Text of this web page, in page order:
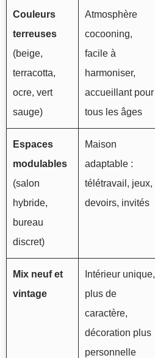
Couleurs
terreuses
(beige,
terracotta,
ocre, vert
sauge)
Atmosphère
cocooning,
facile à
harmoniser,
accueillant pour
tous les âges
Espaces
modulables
(salon
hybride,
bureau
discret)
Maison
adaptable :
télétravail, jeux,
devoirs, invités
Mix neuf et
vintage
Intérieur unique,
plus de
caractère,
décoration plus
personnelle